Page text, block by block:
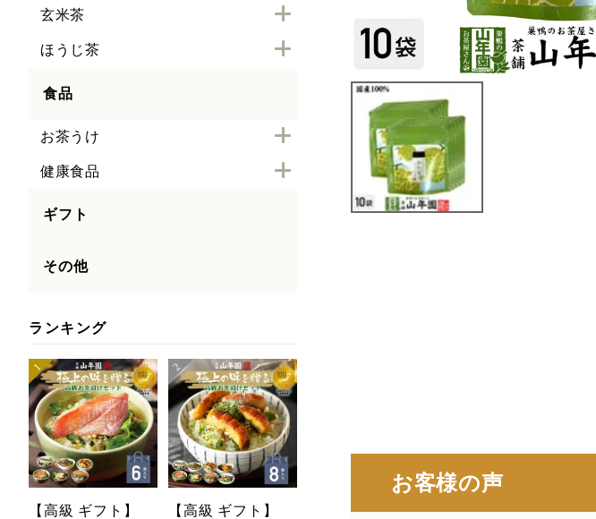
玄米茶
ほうじ茶
食品
お茶うけ
健康食品
ギフト
その他
ランキング
【高級 ギフト】
【高級 ギフト】
お客様の声